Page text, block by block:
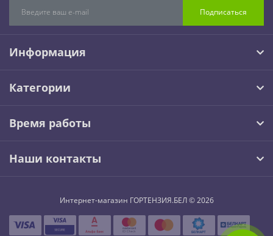
Подписаться
Информация
Категории
Время работы
Наши контакты
Интернет-магазин ГОРТЕНЗИЯ.БЕЛ © 2026